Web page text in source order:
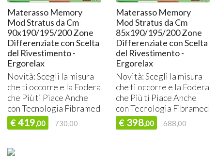
Materasso Memory
Mod Stratus da Cm
90x190/195/200 Zone
Differenziate con Scelta
del Rivestimento -
Ergorelax
Novità: Scegli la misura
che ti occorre e la Fodera
che Più ti Piace Anche
con Tecnologia Fibramed
€ 419,00 730,00
Materasso Memory
Mod Stratus da Cm
85x190/195/200 Zone
Differenziate con Scelta
del Rivestimento -
Ergorelax
Novità: Scegli la misura
che ti occorre e la Fodera
che Più ti Piace Anche
con Tecnologia Fibramed
€ 398,00 688,00